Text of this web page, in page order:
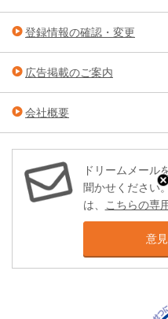
登録情報の確認・変更
広告掲載のご案内
会社概要
ドリームメール
聞かせください
は、 こちらの専
意